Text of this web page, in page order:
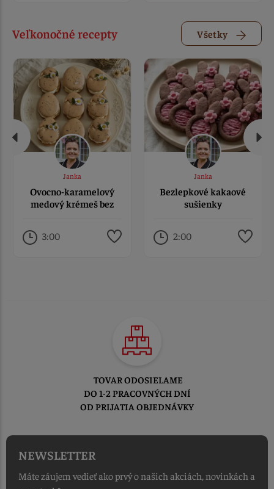
Veľkonočné recepty Všetky
Janka
Ovocno-karamelový
medový krémeš bez
3:00
Janka
Bezlepkové kakaové
sušienky
2:00
TOVAR ODOSIELAME
DO 1-2 PRACOVNÝCH DNÍ
OD PRIJATIA OBJEDNÁVKY
NEWSLETTER
Máte záujem vedieť ako prvý o našich akciách, novinkách a